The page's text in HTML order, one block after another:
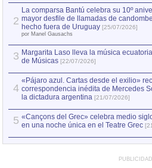
2
La comparsa Bantú celebra su 10º
mayor desfile de llamadas de
hecho fuera de Uruguay [25/07/2026]
por Manel Gausachs
3 Margarita Laso lleva la música
de Músicas [22/07/2026]
4
«Pájaro azul. Cartas desde el exilio»
correspondencia inédita de Mercedes
la dictadura argentina [21/07/2026]
5 «Cançons del Grec» celebra medio
en una noche única en el Teatre Grec
PUBLICIDAD